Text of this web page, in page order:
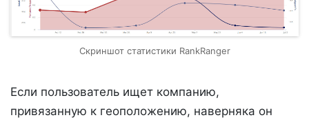
Скриншот статистики RankRanger
Если пользователь ищет компанию,
привязанную к геоположению, наверняка он